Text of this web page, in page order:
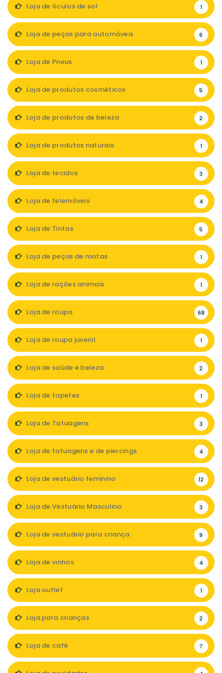
Loja de óculos de sol 1
Loja de peças para automóveis 6
Loja de Pneus 1
Loja de produtos cosméticos 5
Loja de produtos de beleza 2
Loja de produtos naturais 1
Loja de tecidos 3
Loja de telemóveis 4
Loja de Tintas 5
Loja de peças de motas 1
Loja de rações animais 1
Loja de roupa 68
Loja de roupa juvenil 1
Loja de saúde e beleza 2
Loja de tapetes 1
Loja de Tatuagens 3
Loja de tatuagens e de piercings 4
Loja de vestuário feminino 12
Loja de Vestuário Masculino 3
Loja de vestuário para criança 9
Loja de vinhos 4
Loja outlet 1
Loja para crianças 2
Loja de café 7